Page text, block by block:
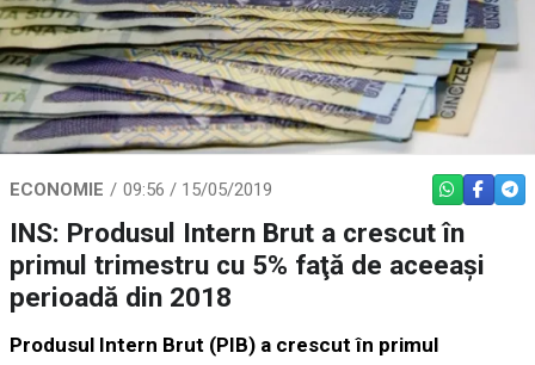
ECONOMIE 09:56 / 15/05/2019 WHATSAPP
INS: Produsul Intern Brut a crescut în
primul trimestru cu 5% faţă de aceeaşi
perioadă din 2018
Produsul Intern Brut (PIB) a crescut în primul